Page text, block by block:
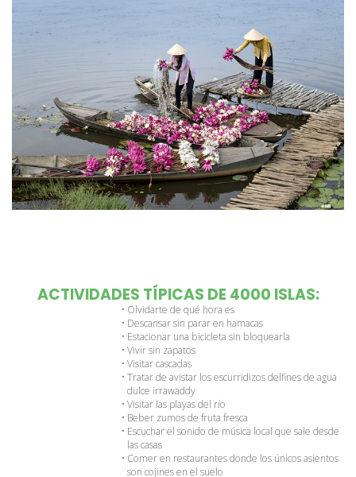
ACTIVIDADES TÍPICAS DE 4000 ISLAS:
Olvidarte de qué hora es
Descansar sin parar en hamacas
Estacionar una bicicleta sin bloquearla
Vivir sin zapatos
Visitar cascadas
Tratar de avistar los escurridizos delfines de agua
dulce irrawaddy
Visitar las playas del río
Beber zumos de fruta fresca
Escuchar el sonido de música local que sale desde
las casas
Comer en restaurantes donde los únicos asientos
son cojines en el suelo